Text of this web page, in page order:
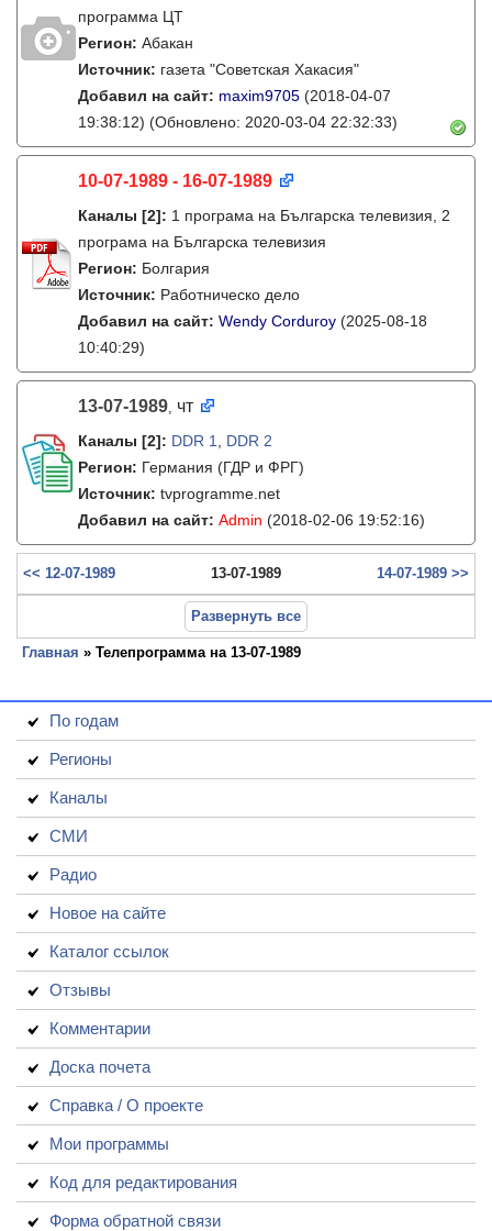
программа ЦТ
Регион: Абакан
Источник: газета "Советская Хакасия"
Добавил на сайт: maxim9705 (2018-04-07
19:38:12) (Обновлено: 2020-03-04 22:32:33)
10-07-1989 - 16-07-1989
Каналы [2]: 1 програма на Българска телевизия, 2
програма на Българска телевизия
Регион: Болгария
Источник: Работническо дело
Добавил на сайт: Wendy Corduroy (2025-08-18
10:40:29)
13-07-1989, чт
Каналы [2]: DDR 1
DDR 2
Регион: Германия (ГДР и ФРГ)
Источник: tvprogramme.net
Добавил на сайт: Admin (2018-02-06 19:52:16)
<< 12-07-1989 13-07-1989 14-07-1989 >>
Развернуть все
Главная » Телепрограмма на 13-07-1989
По годам
Регионы
Каналы
СМИ
Радио
Новое на сайте
Каталог ссылок
Отзывы
Комментарии
Доска почета
Справка / О проекте
Мои программы
Код для редактирования
Форма обратной связи